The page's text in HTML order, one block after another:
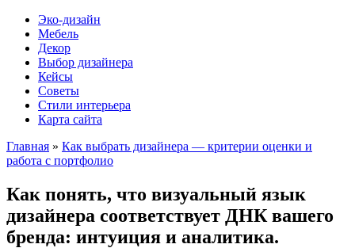
Эко-дизайн
Мебель
Декор
Выбор дизайнера
Кейсы
Советы
Стили интерьера
Карта сайта
Главная » Как выбрать дизайнера — критерии оценки и
работа с портфолио
Как понять, что визуальный язык
дизайнера соответствует ДНК вашего
бренда: интуиция и аналитика.